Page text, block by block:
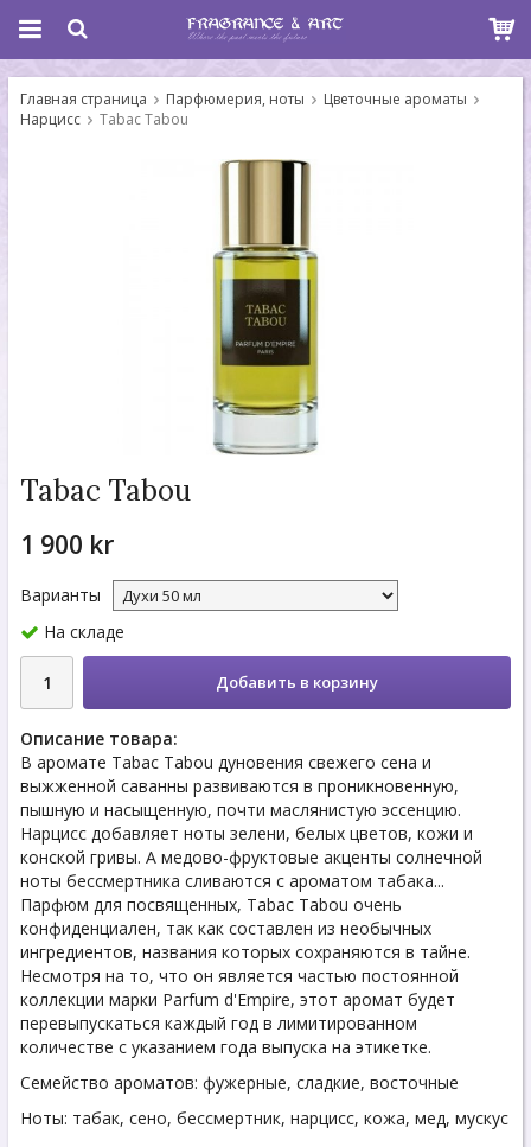
Главная страница Парфюмерия, ноты
Цветочные ароматы
Нарцисс
Tabac Tabou
Tabac Tabou
1 900 kr
Варианты
На складе
Добавить в корзину
Описание товара:
В аромате Tabac Tabou дуновения свежего сена и
выжженной саванны развиваются в проникновенную,
пышную и насыщенную, почти маслянистую эссенцию.
Нарцисс добавляет ноты зелени, белых цветов, кожи и
конской гривы. А медово-фруктовые акценты солнечной
ноты бессмертника сливаются с ароматом табака...
Парфюм для посвященных, Tabac Tabou очень
конфиденциален, так как составлен из необычных
ингредиентов, названия которых сохраняются в тайне.
Несмотря на то, что он является частью постоянной
коллекции марки Parfum d'Empire, этот аромат будет
перевыпускаться каждый год в лимитированном
количестве с указанием года выпуска на этикетке.
Семейство ароматов: фужерные, сладкие, восточные
Ноты: табак, сено, бессмертник, нарцисс, кожа, мед, мускус